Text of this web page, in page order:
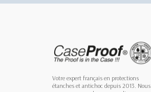
Votre expert français en protections
étanches et antichoc depuis 2013. Nous